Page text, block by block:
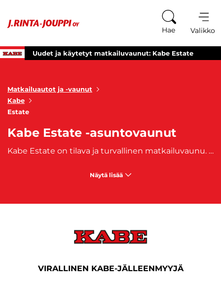
Hae Valikko
Uudet ja käytetyt matkailuvaunut: Kabe Estate
Matkailuautot ja -vaunut
Kabe
Estate
Kabe Estate -asuntovaunut
Kabe Estate on tilava ja turvallinen matkailuvaunu. Estate omaa hyväksyttyjä vuodepaikkoja kahden ja viiden välillä. Kabe Estate-matkailuvaunulla teet niin lyhyemmät kuin pidemmätkin reissut miellyttävästi ja turvallisesti. Kabe Estate kantaa yllään kaikki ne perusarvot, jotka ovat olleet olennainen osa
Näytä lisää
VIRALLINEN KABE-JÄLLEENMYYJÄ